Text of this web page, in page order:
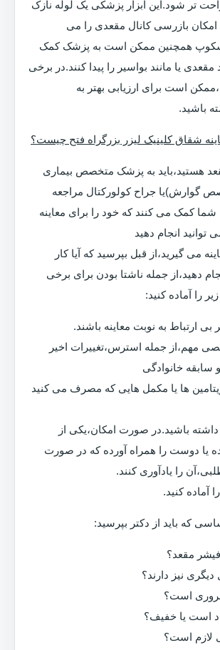
تر شود.این ابزار پزشکی یک لوله نازک
بازرسی کانال مقعدی را می
همچنین ممکن است به پزشک کمک
مقعدی یا مانند بواسیر را پیدا کنند.در برخی
است برای ارزیابی بهتر به
باشید.
شقاق کلینیک لیزر بزرگراه فتح چیست؟
هستید،باید به پزشک متخصص بیماری
گوارش)یا جراح کولورکتال مراجعه
شما کمک می کنند که خود را برای معاینه
توانید انجام دهید
می گیرید،از قبل بپرسید که آیا کار
دهید،از جمله ناشتا بودن برای برخی
را آماده کنید:
بی ارتباط به نوبت معاینه باشند.
مهم،از جمله استرس،تغییرات اخیر
سابقه خانوادگی
ها یا مکمل هایی که مصرف می کنید
داشته باشید.در صورت امکان،یکی از
یا دوست را همراه آورده که در صورت
را یادآوری کنند.
آماده کنید.
که باید از دکتر بپرسید:
فیشر مقعد؟
دیگری نیز دارند؟
است؟
است یا خفیف؟
لازم است؟